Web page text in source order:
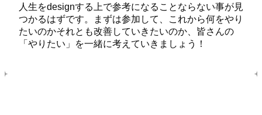
人生をdesignする上で参考になることならない事が見
つかるはずです。まずは参加して、これから何をやり
たいのかそれとも改善していきたいのか、皆さんの
「やりたい」を一緒に考えていきましょう！